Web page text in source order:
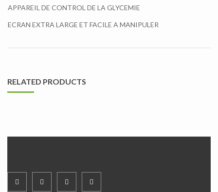
APPAREIL DE CONTROL DE LA GLYCEMIE
ECRAN EXTRA LARGE ET FACILE A MANIPULER
RELATED PRODUCTS